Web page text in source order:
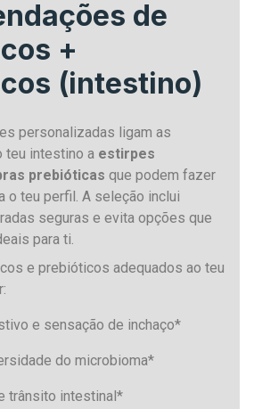
de
+
(intestino)
personalizadas ligam as
teu intestino a estirpes
prebióticas que podem fazer
o teu perfil. A seleção inclui
seguras e evita opções que
para ti.
e prebióticos adequados ao teu
e sensação de inchaço*
do microbioma*
trânsito intestinal*